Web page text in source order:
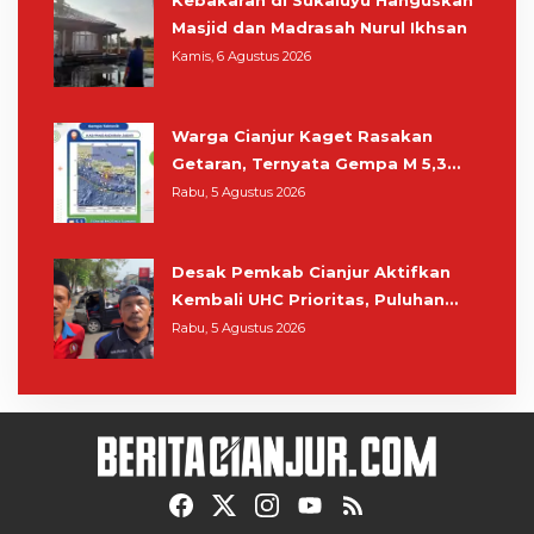
Masjid dan Madrasah Nurul Ikhsan
Kamis, 6 Agustus 2026
Warga Cianjur Kaget Rasakan
Getaran, Ternyata Gempa M 5,3
Berpusat di Pangandaran
Rabu, 5 Agustus 2026
Desak Pemkab Cianjur Aktifkan
Kembali UHC Prioritas, Puluhan
Warga Unjuk Rasa di Pendopo
Rabu, 5 Agustus 2026